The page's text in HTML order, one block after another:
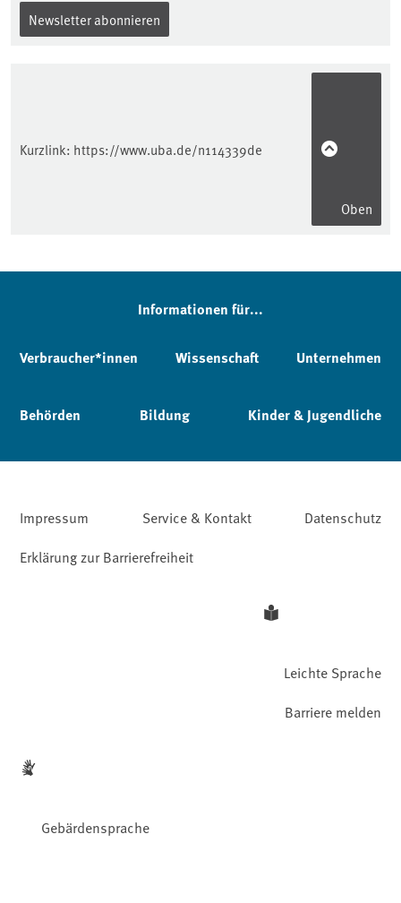
Newsletter abonnieren
Kurzlink: https://www.uba.de/n114339de
Oben
Informationen für...
Verbraucher*innen Wissenschaft Unternehmen
Behörden Bildung Kinder & Jugendliche
Impressum Service & Kontakt
Datenschutz
Erklärung zur Barrierefreiheit
Leichte Sprache
Gebärdensprache
Barriere melden